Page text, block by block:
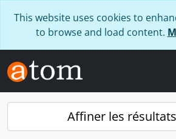
This website uses cookies to
to browse and load content.
Affiner les